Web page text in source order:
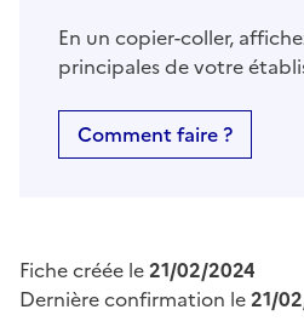
En un copier-coller,
principales de votre
Comment faire ?
Fiche créée le21/02/2024
Dernière confirmation le21/